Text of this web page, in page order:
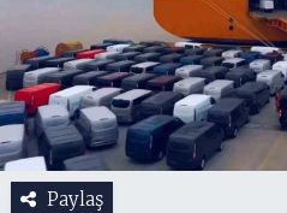
Paylaş